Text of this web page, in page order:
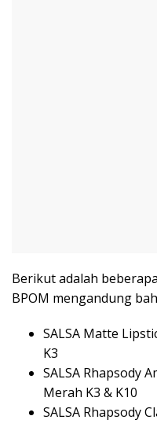
Berikut adalah
BPOM mengandung
SALSA Matte
K3
SALSA Rhapsody
Merah K3 & K10
SALSA Rhapsody